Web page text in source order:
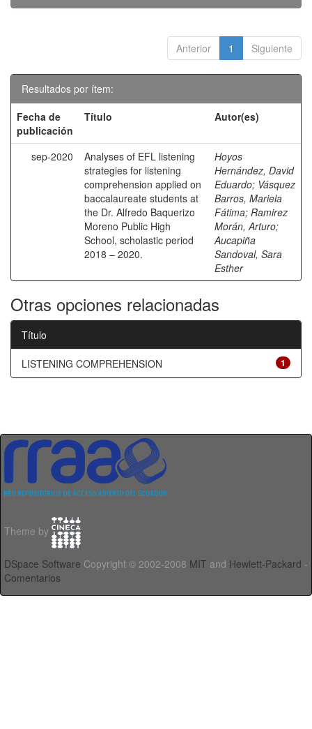
Anterior 1 Siguiente
Resultados por ítem:
Fecha de
publicación
Título Autor(es)
sep-2020
Analyses of EFL listening
strategies for listening
comprehension applied on
baccalaureate students at
the Dr. Alfredo Baquerizo
Moreno Public High
School, scholastic period
2018 – 2020.
Hoyos
Hernández, David
Eduardo; Vásquez
Barros, Mariela
Fátima; Ramirez
Morán, Arturo;
Aucapiña
Sandoval, Sara
Esther
Otras opciones relacionadas
Título
1
LISTENING COMPREHENSION
Theme by
DSpace Software Copyright © 2002-2008 MIT and Hewlett-Packard -
Comentarios